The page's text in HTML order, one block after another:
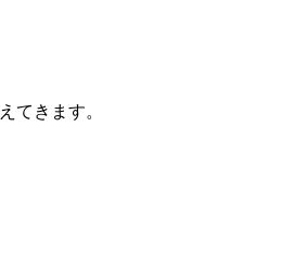
てきます。